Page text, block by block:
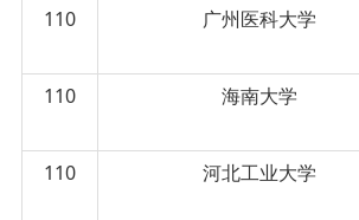
110
广州医科大学
110
海南大学
110
河北工业大学